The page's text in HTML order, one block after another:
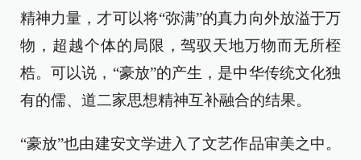
精神力量，才可以将“弥满”的真力向外放溢于万
物，超越个体的局限，驾驭天地万物而无所桎
梏。可以说，“豪放”的产生，是中华传统文化独
有的儒、道二家思想精神互补融合的结果。
“豪放”也由建安文学进入了文艺作品审美之中。